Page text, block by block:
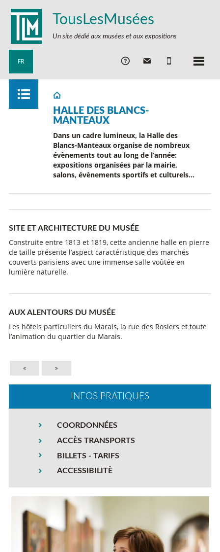
TousLesMusées
Un site dédié aux musées et aux expositions
FR
HALLE DES BLANCS-
MANTEAUX
Dans un cadre lumineux, la Halle des
Blancs-Manteaux organise de nombreux
évènements tout au long de l’année:
expositions organisées par la mairie,
salons, évènements sportifs et culturels…
SITE ET ARCHITECTURE DU MUSÉE
Construite entre 1813 et 1819, cette ancienne halle en pierre
de taille présente l’aspect caractéristique des marchés
couverts parisiens avec une immense salle voûtée en
lumière naturelle.
AUX ALENTOURS DU MUSÉE
Les hôtels particuliers du Marais, la rue des Rosiers et toute
l’animation du quartier du Marais.
« »
INFOS PRATIQUES
COORDONNÉES
ACCÈS TRANSPORTS
BILLETS - TARIFS
ACCESSIBILITÈ